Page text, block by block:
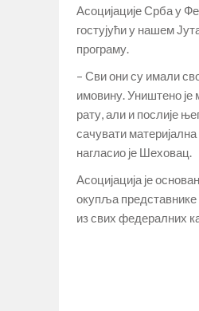
Асоцијације Срба у
гостујући у нашем
програму.
– Сви они су имали
имовину. Уништено је
рату, али и послије
сачувати
нагласио је Шеховац.
Асоцијација је
окупља
из свих федералних